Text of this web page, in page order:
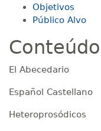
Objetivos
Público Alvo
El Abecedario
Español Castellano
Heteroprosódicos